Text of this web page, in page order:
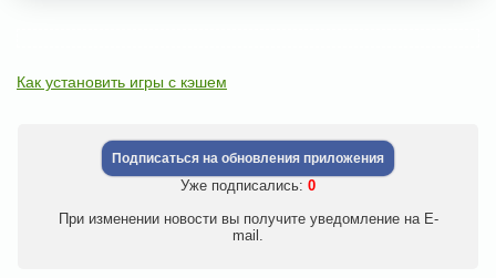
Как установить игры с кэшем
Подписаться на обновления приложения
Уже подписались: 0
При изменении новости вы получите уведомление на E-
mail.